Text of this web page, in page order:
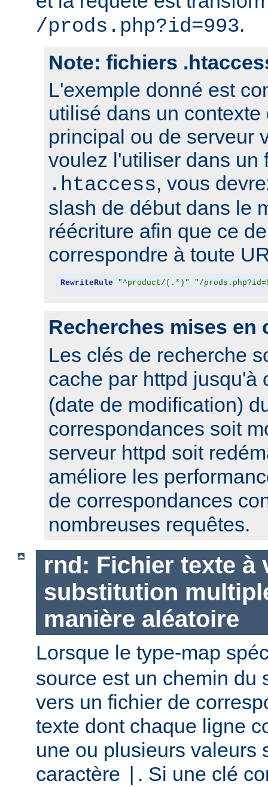
/prods.php?id=993.
Note: fichiers
L'exemple donné est
utilisé dans un contexte
principal ou de serveur
voulez l'utiliser dans un
.htaccess, vous
slash de début dans le
réécriture afin que ce
correspondre à toute
RewriteRule "^product/(.*)" "/
Recherches mises en
Les clés de recherche
cache par httpd jusqu'à
(date de modification)
correspondances soit
serveur httpd soit
améliore les
de correspondances
nombreuses requêtes.
rnd: Fichier texte à
substitution
manière aléatoire
Lorsque le type-map
source est un chemin du
vers un fichier de
texte dont chaque ligne
une ou plusieurs valeurs
caractère
. Si une clé